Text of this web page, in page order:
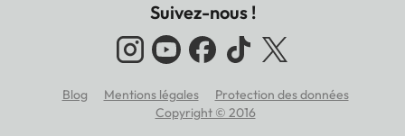
Suivez-nous !
Blog Mentions légales
Protection des données
Copyright © 2016